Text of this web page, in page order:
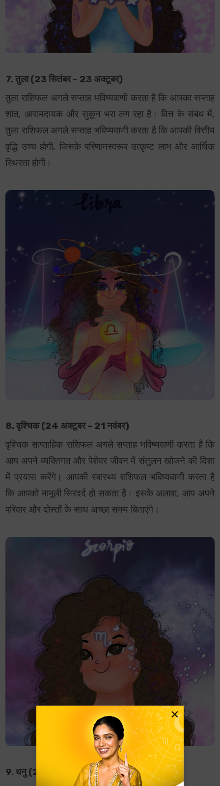
7. तुला (23 सितंबर – 23 अक्टूबर)
तुला राशिफल अगले सप्ताह भविष्यवाणी करता है कि आपका सप्ताह
शांत, आरामदायक और सुकून भरा लग रहा है। वित्त के संबंध में,
तुला राशिफल अगले सप्ताह भविष्यवाणी करता है कि आपकी वित्तीय
वृद्धि उच्च होगी, जिसके परिणामस्वरूप उत्कृष्ट लाभ और आर्थिक
स्थिरता होगी।
8. वृश्चिक (24 अक्टूबर – 21 नवंबर)
वृश्चिक साप्ताहिक राशिफल अगले सप्ताह भविष्यवाणी करता है कि
आप अपने व्यक्तिगत और पेशेवर जीवन में संतुलन खोजने की दिशा
में प्रयास करेंगे। आपकी स्वास्थ्य राशिफल भविष्यवाणी करता है
कि आपको मामूली सिरदर्द हो सकता है। इसके अलावा, आप अपने
परिवार और दोस्तों के साथ अच्छा समय बिताएंगे।
9. धनु (22 नवंबर – 21 दिसंबर)
×